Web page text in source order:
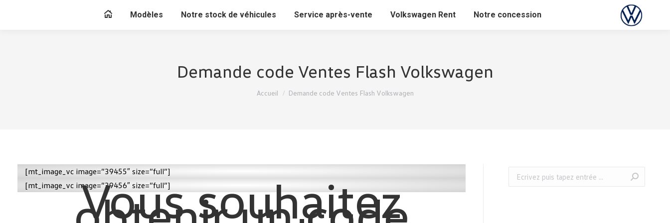
Modèles Notre stock de véhicules Service après-vente Volkswagen Rent Notre concession
Demande code Ventes Flash Volkswagen
Vous êtes ici :
Accueil Demande code Ventes Flash Volkswagen
[mt_image_vc image=”39455″ size=”full”]
[mt_image_vc image=”39456″ size=”full”]
Vous souhaitez
Recherche
: